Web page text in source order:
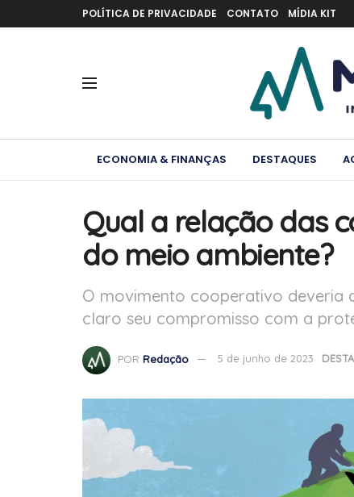
POLÍTICA DE PRIVACIDADE CONTATO MÍDIA KIT
ECONOMIA & FINANÇAS DESTAQUES
Qual a relação das
do meio ambiente?
O movimento cooperativo deveria
claro seu compromisso com a
POR Redação 5 de junho de 2023